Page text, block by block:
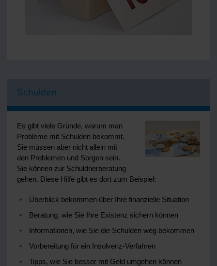
Schulden
Es gibt viele Gründe, warum man
Probleme mit Schulden bekommt.
Sie müssen aber nicht allein mit
den Problemen und Sorgen sein.
Sie können zur Schuldnerberatung
gehen. Diese Hilfe gibt es dort zum Beispiel:
Überblick bekommen über Ihre finanzielle Situation
Beratung, wie Sie Ihre Existenz sichern können
Informationen, wie Sie die Schulden weg bekommen
Vorbereitung für ein Insolvenz-Verfahren
Tipps, wie Sie besser mit Geld umgehen können